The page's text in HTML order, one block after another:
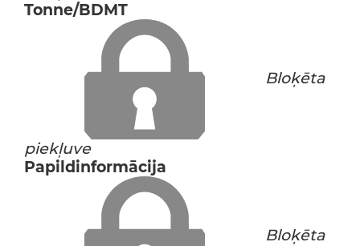
Tonne/BDMT
Bloķēta
piekļuve
Papildinformācija
Bloķēta